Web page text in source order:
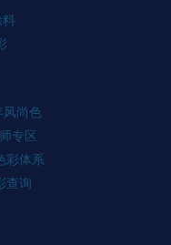
风尚色
专区
体系
查询